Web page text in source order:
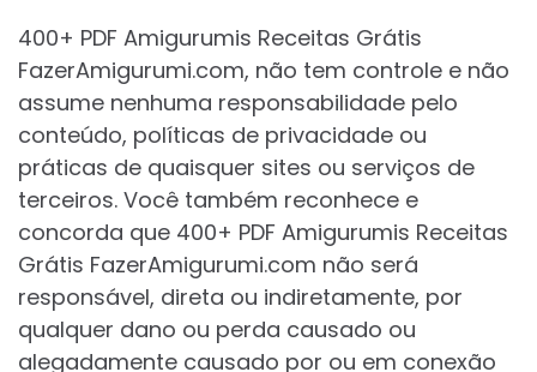
400+ PDF Amigurumis Receitas Grátis
FazerAmigurumi.com, não tem controle e não
assume nenhuma responsabilidade pelo
conteúdo, políticas de privacidade ou
práticas de quaisquer sites ou serviços de
terceiros. Você também reconhece e
concorda que 400+ PDF Amigurumis Receitas
Grátis FazerAmigurumi.com não será
responsável, direta ou indiretamente, por
qualquer dano ou perda causado ou
alegadamente causado por ou em conexão